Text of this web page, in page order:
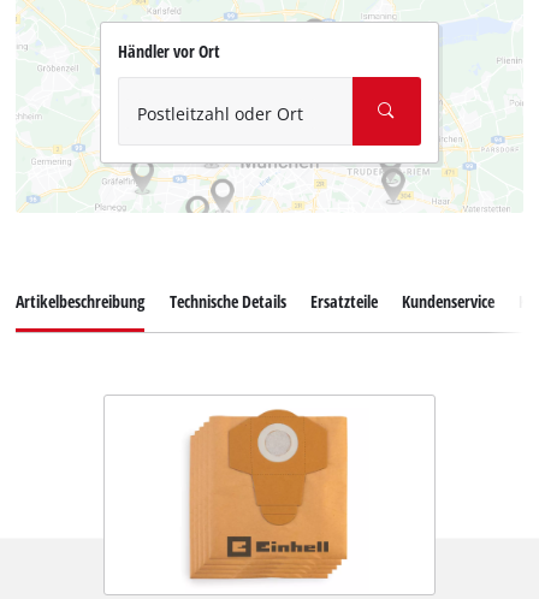
Händler vor Ort
Postleitzahl oder Ort
Artikelbeschreibung Technische Details Ersatzteile Kundenservice